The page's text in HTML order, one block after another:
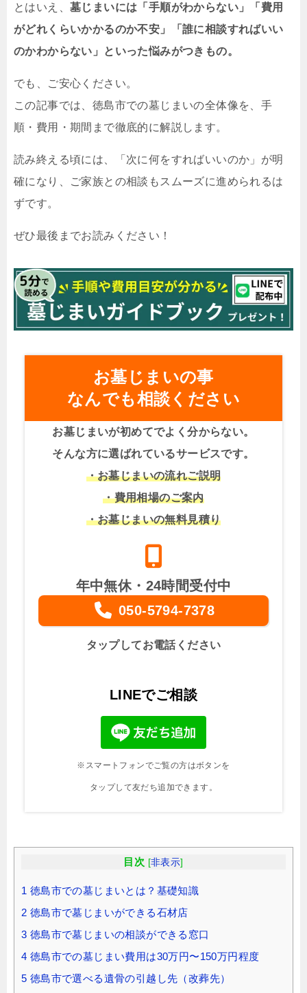
とはいえ、 墓じまいには「手順がわからない」「費用
がどれくらいかかるのか不安」「誰に相談すればいい
のかわからない」といった悩みがつきもの。
でも、ご安心ください。
この記事では、徳島市での墓じまいの全体像を、手
順・費用・期間まで徹底的に解説します。
読み終える頃には、「次に何をすればいいのか」が明
確になり、ご家族との相談もスムーズに進められるは
ずです。
ぜひ最後までお読みください！
お墓じまいの事
なんでも相談ください
お墓じまいが初めてでよく分からない。
そんな方に選ばれているサービスです。
・お墓じまいの流れご説明
・費用相場のご案内
・お墓じまいの無料見積り
年中無休・24時間受付中
050-5794-7378
タップしてお電話ください
LINEでご相談
※スマートフォンでご覧の方はボタンを
タップして友だち追加できます。
目次 [非表示]
1 徳島市での墓じまいとは？基礎知識
2 徳島市で墓じまいができる石材店
3 徳島市で墓じまいの相談ができる窓口
4 徳島市での墓じまい費用は30万円〜150万円程度
5 徳島市で選べる遺骨の引越し先（改葬先）